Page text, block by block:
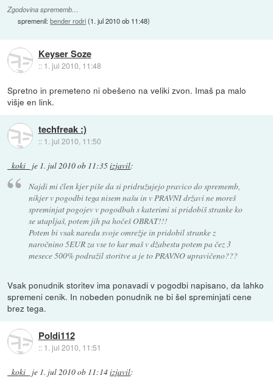
Zgodovina sprememb…
spremenil:bender rodri(1. jul 2010 ob 11:48)
Keyser Soze
:: 1. jul 2010, 11:48
Spretno in premeteno ni obešeno na veliki zvon. Imaš pa malo
višje en link.
techfreak :)
:: 1. jul 2010, 11:50
_koki_ je 1. jul 2010 ob 11:35izjavil:
Najdi mi člen kjer piše da si pridružujejo pravico do sprememb,
nikjer v pogodbi tega nisem našu in v PRAVNI državi ne moreš
spreminjat pogojev v pogodbah s katerimi si pridobiš stranke ko
se utapljaš, potem jih pa hočeš OBRAT!!!
Potem bi vsak naredu svoje omrežje in pridobil stranke z
naročnino 5EUR za vse to kar maš v džabestu potem pa čez 3
mesece 500% podražil storitve a je to PRAVNO upravičeno???
Vsak ponudnik storitev ima ponavadi v pogodbi napisano, da lahko
spremeni cenik. In nobeden ponudnik ne bi šel spreminjati cene
brez tega.
Poldi112
:: 1. jul 2010, 11:51
_koki_ je 1. jul 2010 ob 11:14izjavil: